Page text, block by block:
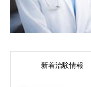
新着治験情報